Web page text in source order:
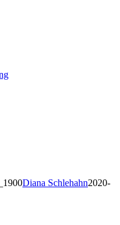
Diana Schlehahn2020-